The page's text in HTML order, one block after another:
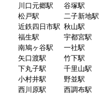
川口元郷駅
谷塚駅
松戸駅
二子新地駅
近鉄四日市駅 秋山駅
福生駅
宇都宮駅
南鳩ヶ谷駅
一社駅
矢口渡駅
竹下駅
下丸子駅
千里山駅
小村井駅
野並駅
西川原駅
西調布駅